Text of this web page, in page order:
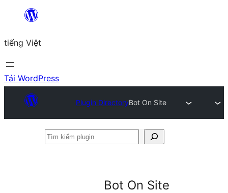
Chuyển
phần
nội
dung
tiếng Việt
Tải WordPress
Plugin DirectoryBot On Site
Tìm
Bot On Site